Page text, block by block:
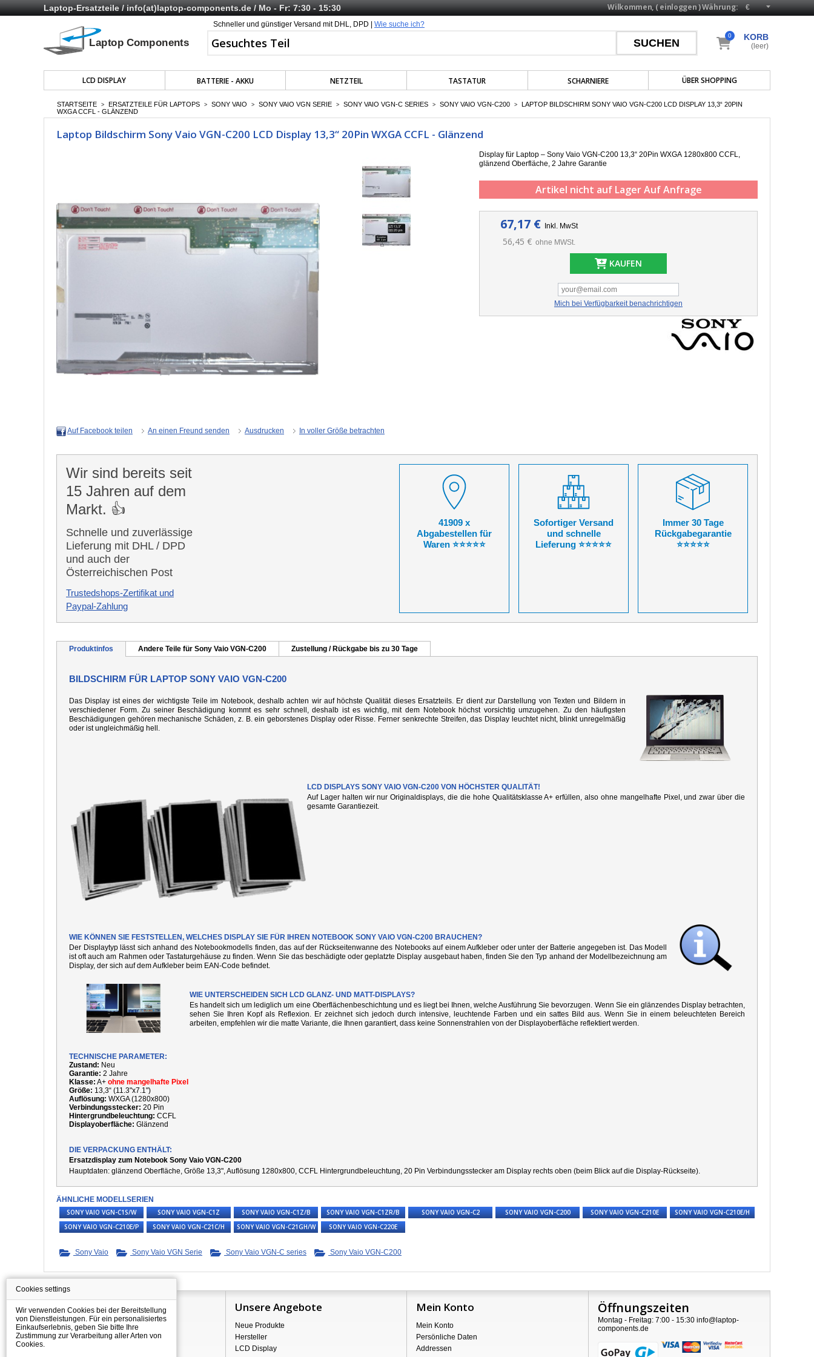
Laptop-Ersatzteile /info(at)laptop-components.de/ Mo - Fr: 7:30 - 15:30 Währung:
Wilkommen, (einloggen)
Schneller und günstiger Versand mit DHL, DPD | Wie suche ich?
LCD DISPLAY BATTERIE - AKKU NETZTEIL TASTATUR SCHARNIERE ÜBER SHOPPING
KORB
0
(leer)
STARTSEITE > ERSATZTEILE FÜR LAPTOPS > SONY VAIO > SONY VAIO VGN SERIE > SONY VAIO VGN-C SERIES > SONY VAIO VGN-C200 >
LAPTOP BILDSCHIRM SONY VAIO VGN-C200 LCD DISPLAY 13,3“ 20PIN
WXGA CCFL - GLÄNZEND
Laptop Bildschirm Sony Vaio VGN-C200 LCD Display 13,3“ 20Pin WXGA CCFL - Glänzend
Display für Laptop – Sony Vaio VGN-C200 13,3“ 20Pin WXGA 1280x800 CCFL,
g länzend Oberfläche, 2 Jahre Garantie
Artikel nicht auf Lager Auf Anfrage
67,17 € Inkl. MwSt
56,45 € ohne MWSt.
KAUFEN
Mich bei Verfügbarkeit benachrichtigen
Auf Facebook teilen An einen Freund senden Ausdrucken In voller Größe betrachten
Wir sind bereits seit
15 Jahren auf dem
Markt. 👍
Schnelle und zuverlässige
Lieferung mit DHL / DPD
und auch der
Österreichischen Post
Trustedshops-Zertifikat und
Paypal-Zahlung
41909 x
Abgabestellen für
Waren ⭐⭐⭐⭐⭐
Sofortiger Versand
und schnelle
Lieferung ⭐⭐⭐⭐⭐
Immer 30 Tage
Rückgabegarantie
⭐⭐⭐⭐⭐
Produktinfos Andere Teile für Sony Vaio VGN-C200 Zustellung / Rückgabe bis zu 30 Tage
BILDSCHIRM FÜR LAPTOP SONY VAIO VGN-C200
Das Display ist eines der wichtigste Teile im Notebook, deshalb achten wir auf höchste Qualität dieses Ersatzteils. Er dient zur Darstellung von Texten und Bildern in
verschiedener Form. Zu seiner Beschädigung kommt es sehr schnell, deshalb ist es wichtig, mit dem Notebook höchst vorsichtig umzugehen. Zu den häufigsten
Beschädigungen gehören mechanische Schäden, z. B. ein geborstenes Display oder Risse. Ferner senkrechte Streifen, das Display leuchtet nicht, blinkt unregelmäßig
oder ist ungleichmäßig hell.
LCD DISPLAYS SONY VAIO VGN-C200 VON HÖCHSTER QUALITÄT!
Auf Lager halten wir nur Originaldisplays, die die hohe Qualitätsklasse A+ erfüllen, also ohne mangelhafte Pixel, und zwar über die
gesamte Garantiezeit.
WIE KÖNNEN SIE FESTSTELLEN, WELCHES DISPLAY SIE FÜR IHREN NOTEBOOK SONY VAIO VGN-C200 BRAUCHEN?
Der Displaytyp lässt sich anhand des Notebookmodells finden, das auf der Rückseitenwanne des Notebooks auf einem Aufkleber oder unter der Batterie angegeben ist. Das Modell
ist oft auch am Rahmen oder Tastaturgehäuse zu finden. Wenn Sie das beschädigte oder geplatzte Display ausgebaut haben, finden Sie den Typ anhand der Modellbezeichnung am
Display, der sich auf dem Aufkleber beim EAN-Code befindet.
WIE UNTERSCHEIDEN SICH LCD GLANZ- UND MATT-DISPLAYS?
Es handelt sich um lediglich um eine Oberflächenbeschichtung und es liegt bei Ihnen, welche Ausführung Sie bevorzugen. Wenn Sie ein glänzendes Display betrachten,
sehen Sie Ihren Kopf als Reflexion. Er zeichnet sich jedoch durch intensive, leuchtende Farben und ein sattes Bild aus. Wenn Sie in einem beleuchteten Bereich
arbeiten, empfehlen wir die matte Variante, die Ihnen garantiert, dass keine Sonnenstrahlen von der Displayoberfläche reflektiert werden.
TECHNISCHE PARAMETER:
Zustand: Neu
Garantie: 2 Jahre
Klasse: A+ ohne mangelhafte Pixel
Größe: 13,3“ (11.3"x7.1")
Auflösung: WXGA (1280x800)
Verbindungsstecker: 20 Pin
Hintergrundbeleuchtung: CCFL
Displayoberfläche: Glänzend
DIE VERPACKUNG ENTHÄLT:
Ersatzdisplay zum Notebook Sony Vaio VGN-C200
Hauptdaten: g länzend Oberfläche, Größe 13,3", Auflösung 1280x800, CCFL Hintergrundbeleuchtung, 20 Pin Verbindungsstecker am Display rechts oben (beim Blick auf die Display-Rückseite).
ÄHNLICHE MODELLSERIEN
SONY VAIO VGN-C1S/W
SONY VAIO VGN-C1Z SONY VAIO VGN-C1Z/B SONY VAIO VGN-C1ZR/B SONY VAIO VGN-C2 SONY VAIO VGN-C200 SONY VAIO VGN-C210E
SONY VAIO VGN-C210E/H
SONY VAIO VGN-C210E/P
SONY VAIO VGN-C21C/H SONY VAIO VGN-C21GH/W SONY VAIO VGN-C220E
Sony Vaio Sony Vaio VGN Serie Sony Vaio VGN-C series Sony Vaio VGN-C200
Information
Über Shopping
Versand
Unsere Angebote
Neue Produkte
Hersteller
LCD Display
Mein Konto
Mein Konto
Persönliche Daten
Addressen
Öffnungszeiten
Montag - Freitag: 7:00 - 15:30 info@laptop-
components.de
Cookies settings
Wir verwenden Cookies bei der Bereitstellung
von Dienstleistungen. Für ein personalisiertes
Einkaufserlebnis, geben Sie bitte Ihre
Zustimmung zur Verarbeitung aller Arten von
Cookies.